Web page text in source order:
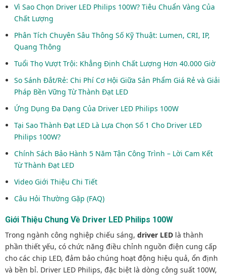
Vì Sao Chọn Driver LED Philips 100W? Tiêu Chuẩn Vàng Của
Chất Lượng
Phân Tích Chuyên Sâu Thông Số Kỹ Thuật: Lumen, CRI, IP,
Quang Thông
Tuổi Thọ Vượt Trội: Khẳng Định Chất Lượng Hơn 40.000 Giờ
So Sánh Đắt/Rẻ: Chi Phí Cơ Hội Giữa Sản Phẩm Giá Rẻ và Giải
Pháp Bền Vững Từ Thành Đạt LED
Ứng Dụng Đa Dạng Của Driver LED Philips 100W
Tại Sao Thành Đạt LED Là Lựa Chọn Số 1 Cho Driver LED
Philips 100W?
Chính Sách Bảo Hành 5 Năm Tận Công Trình – Lời Cam Kết
Từ Thành Đạt LED
Video Giới Thiệu Chi Tiết
Câu Hỏi Thường Gặp (FAQ)
Giới Thiệu Chung Về Driver LED Philips 100W
Trong ngành công nghiệp chiếu sáng, driver LED là thành
phần thiết yếu, có chức năng điều chỉnh nguồn điện cung cấp
cho các chip LED, đảm bảo chúng hoạt động hiệu quả, ổn định
và bền bỉ. Driver LED Philips, đặc biệt là dòng công suất 100W,